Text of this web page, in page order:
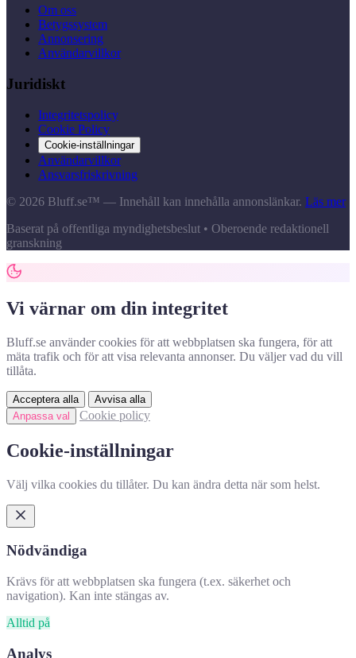
Om oss
Betygssystem
Annonsering
Användarvillkor
Juridiskt
Integritetspolicy
Cookie Policy
Cookie-inställningar
Användarvillkor
Ansvarsfriskrivning
© 2026 Bluff.se™ — Innehåll kan innehålla annonslänkar. Läs mer
Baserat på offentliga myndighetsbeslut • Oberoende redaktionell
granskning
Vi värnar om din integritet
Bluff.se använder cookies för att webbplatsen ska fungera, för att
mäta trafik och för att visa relevanta annonser. Du väljer vad du vill
tillåta.
Acceptera alla
Avvisa alla
Anpassa val
Cookie policy
Cookie-inställningar
Välj vilka cookies du tillåter. Du kan ändra detta när som helst.
Nödvändiga
Krävs för att webbplatsen ska fungera (t.ex. säkerhet och
navigation). Kan inte stängas av.
Alltid på
Analys